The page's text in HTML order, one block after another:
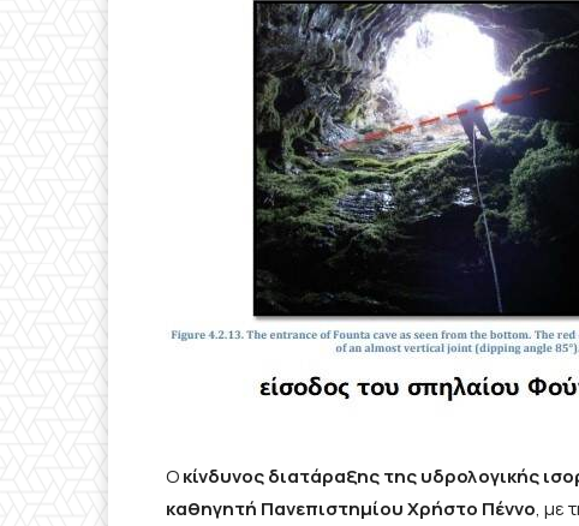
Οκίνδυνος διατάραξης της υδρολογικής
καθηγητή Πανεπιστημίου Χρήστο Πέννο, με